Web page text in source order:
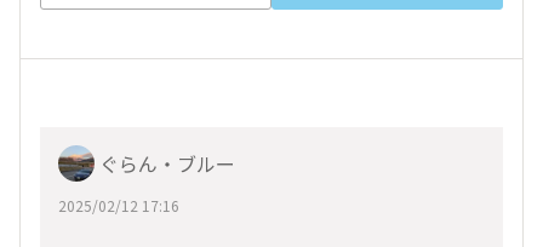
ぐらん・ブルー
2025/02/12 17:16